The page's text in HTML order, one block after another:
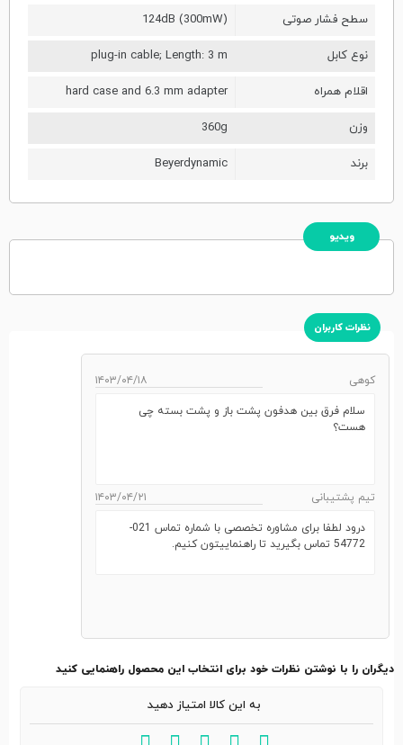
سطح فشار صوتی 124dB (300mW)
نوع کابل plug-in cable; Length: 3 m
اقلام همراه hard case and 6.3 mm adapter
وزن 360g
برند Beyerdynamic
ویدیو
نظرات کاربران
کوهی ۱۴۰۳/۰۴/۱۸
سلام فرق بین هدفون پشت باز و پشت بسته چی
هست؟
تیم پشتیبانی ۱۴۰۳/۰۴/۲۱
درود لطفا برای مشاوره تخصصی با شماره تماس 021-
54772 تماس بگیرید تا راهنماییتون کنیم.
دیگران را با نوشتن نظرات خود برای انتخاب این محصول راهنمایی کنید
به این کالا امتیاز دهید